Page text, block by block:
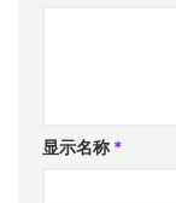
显示名称 *